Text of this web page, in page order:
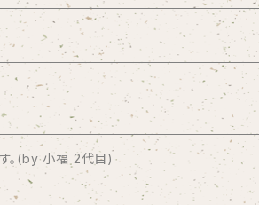
。(by 小福 2代目)